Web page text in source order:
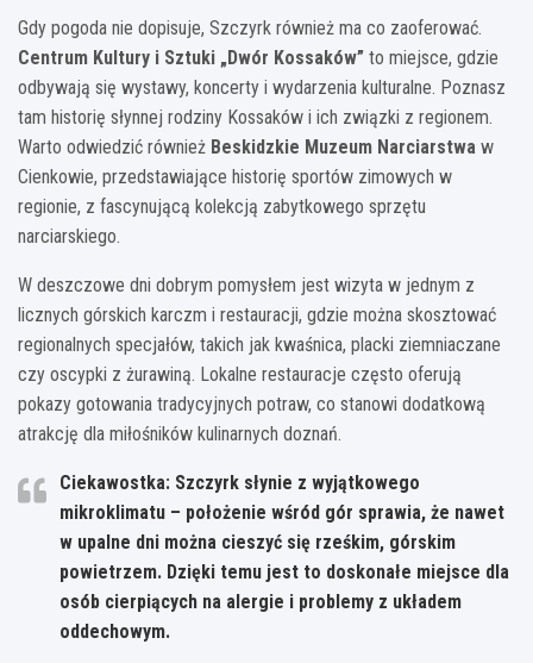
Gdy pogoda nie dopisuje, Szczyrk również ma co zaoferować.
Centrum Kultury i Sztuki „Dwór Kossaków” to miejsce, gdzie
odbywają się wystawy, koncerty i wydarzenia kulturalne. Poznasz
tam historię słynnej rodziny Kossaków i ich związki z regionem.
Warto odwiedzić również Beskidzkie Muzeum Narciarstwa w
Cienkowie, przedstawiające historię sportów zimowych w
regionie, z fascynującą kolekcją zabytkowego sprzętu
narciarskiego.
W deszczowe dni dobrym pomysłem jest wizyta w jednym z
licznych górskich karczm i restauracji, gdzie można skosztować
regionalnych specjałów, takich jak kwaśnica, placki ziemniaczane
czy oscypki z żurawiną. Lokalne restauracje często oferują
pokazy gotowania tradycyjnych potraw, co stanowi dodatkową
atrakcję dla miłośników kulinarnych doznań.
Ciekawostka: Szczyrk słynie z wyjątkowego
mikroklimatu – położenie wśród gór sprawia, że nawet
w upalne dni można cieszyć się rześkim, górskim
powietrzem. Dzięki temu jest to doskonałe miejsce dla
osób cierpiących na alergie i problemy z układem
oddechowym.